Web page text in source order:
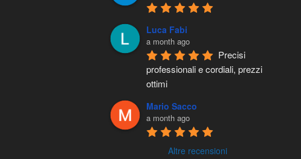
Luca Fabi
a month ago
Precisi
professionali e cordiali, prezzi
ottimi
Mario Sacco
a month ago
Altre recensioni